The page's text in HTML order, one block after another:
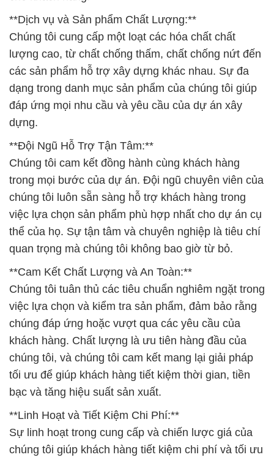
**Dịch vụ và Sản phẩm Chất Lượng:**
Chúng tôi cung cấp một loạt các hóa chất chất
lượng cao, từ chất chống thấm, chất chống nứt đến
các sản phẩm hỗ trợ xây dựng khác nhau. Sự đa
dạng trong danh mục sản phẩm của chúng tôi giúp
đáp ứng mọi nhu cầu và yêu cầu của dự án xây
dựng.
**Đội Ngũ Hỗ Trợ Tận Tâm:**
Chúng tôi cam kết đồng hành cùng khách hàng
trong mọi bước của dự án. Đội ngũ chuyên viên của
chúng tôi luôn sẵn sàng hỗ trợ khách hàng trong
việc lựa chọn sản phẩm phù hợp nhất cho dự án cụ
thể của họ. Sự tận tâm và chuyên nghiệp là tiêu chí
quan trọng mà chúng tôi không bao giờ từ bỏ.
**Cam Kết Chất Lượng và An Toàn:**
Chúng tôi tuân thủ các tiêu chuẩn nghiêm ngặt trong
việc lựa chọn và kiểm tra sản phẩm, đảm bảo rằng
chúng đáp ứng hoặc vượt qua các yêu cầu của
khách hàng. Chất lượng là ưu tiên hàng đầu của
chúng tôi, và chúng tôi cam kết mang lại giải pháp
tối ưu để giúp khách hàng tiết kiệm thời gian, tiền
bạc và tăng hiệu suất sản xuất.
**Linh Hoạt và Tiết Kiệm Chi Phí:**
Sự linh hoạt trong cung cấp và chiến lược giá của
chúng tôi giúp khách hàng tiết kiệm chi phí và tối ưu